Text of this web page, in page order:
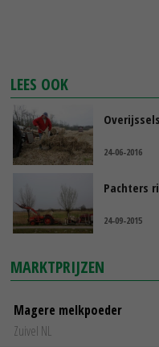
LEES OOK
24-06-2016
Pachters
24-09-2015
MARKTPRIJZEN
Magere melkpoeder
Zuivel NL